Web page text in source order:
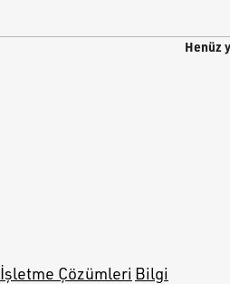
Henüz
İşletme Çözümleri Bilgi